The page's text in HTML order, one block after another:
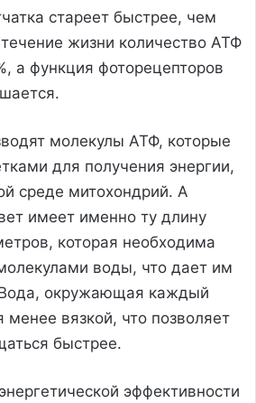
стареет быстрее, чем
жизни количество АТФ
а функция фоторецепторов
молекулы АТФ, которые
для получения энергии,
среде митохондрий. А
имеет именно ту длину
которая необходима
воды, что дает им
окружающая каждый
менее вязкой, что позволяет
быстрее.
эффективности